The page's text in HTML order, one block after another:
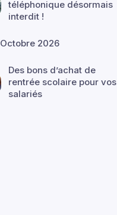
téléphonique désormais
interdit !
Octobre 2026
Des bons d’achat de
rentrée scolaire pour vos
salariés